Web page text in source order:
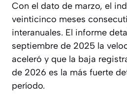
Con el dato de marzo, el
veinticinco meses
interanuales. El informe
septiembre de 2025 la
aceleró y que la baja
de 2026 es la más fuerte
período.